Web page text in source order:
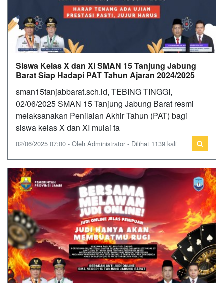
Siswa Kelas X dan XI SMAN 15 Tanjung Jabung
Barat Siap Hadapi PAT Tahun Ajaran 2024/2025
sman15tanjabbarat.sch.id, TEBING TINGGI,
02/06/2025 SMAN 15 Tanjung Jabung Barat resmi
melaksanakan Penilaian Akhir Tahun (PAT) bagi
siswa kelas X dan XI mulai ta
02/06/2025 07:00 - Oleh Administrator - Dilihat 1139 kali